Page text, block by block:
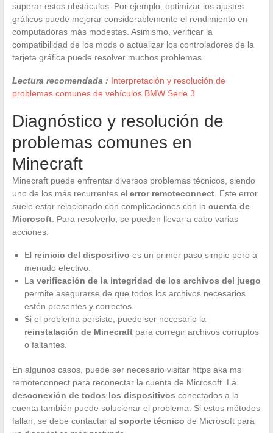
superar estos obstáculos. Por ejemplo, optimizar los ajustes
gráficos puede mejorar considerablemente el rendimiento en
computadoras más modestas. Asimismo, verificar la
compatibilidad de los mods o actualizar los controladores de la
tarjeta gráfica puede resolver muchos problemas.
Lectura recomendada : Interpretación y resolución de
problemas comunes de vehículos BMW Serie 3
Diagnóstico y resolución de
problemas comunes en
Minecraft
Minecraft puede enfrentar diversos problemas técnicos, siendo
uno de los más recurrentes el error remoteconnect. Este error
suele estar relacionado con complicaciones con la cuenta de
Microsoft. Para resolverlo, se pueden llevar a cabo varias
acciones:
El reinicio del dispositivo es un primer paso simple pero a
menudo efectivo.
La verificación de la integridad de los archivos del juego
permite asegurarse de que todos los archivos necesarios
estén presentes y correctos.
Si el problema persiste, puede ser necesario la
reinstalación de Minecraftpara corregir archivos corruptos
o faltantes.
En algunos casos, puede ser necesario visitar https aka ms
remoteconnect para reconectar la cuenta de Microsoft. La
desconexión de todos los dispositivos conectados a la
cuenta también puede solucionar el problema. Si estos métodos
fallan, se debe contactar al soporte técnico de Microsoft para